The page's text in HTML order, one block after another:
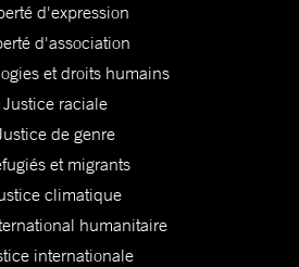
d'expression
d'association
et droits humains
Justice raciale
de genre
et migrants
climatique
humanitaire
internationale